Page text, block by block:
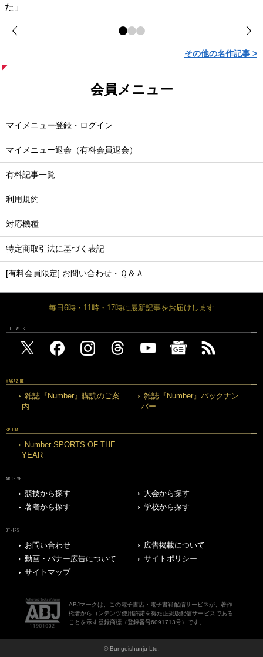
た」
その他の名作記事 >
会員メニュー
マイメニュー登録・ログイン
マイメニュー退会（有料会員退会）
有料記事一覧
利用規約
対応機種
特定商取引法に基づく表記
[有料会員限定] お問い合わせ・Ｑ＆Ａ
毎日6時・11時・17時に最新記事をお届けします
FOLLOW US
MAGAZINE
雑誌『Number』購読のご案
内
雑誌『Number』バックナン
バー
SPECIAL
Number SPORTS OF THE
YEAR
ARCHIVE
競技から探す
大会から探す
著者から探す
学校から探す
OTHERS
お問い合わせ
広告掲載について
動画・バナー広告について
サイトポリシー
サイトマップ
ABJマークは、この電子書店・電子書籍配信サービスが、著作
権者からコンテンツ使用許諾を得た正規版配信サービスである
ことを示す登録商標（登録番号6091713号）です。
© Bungeishunju Ltd.